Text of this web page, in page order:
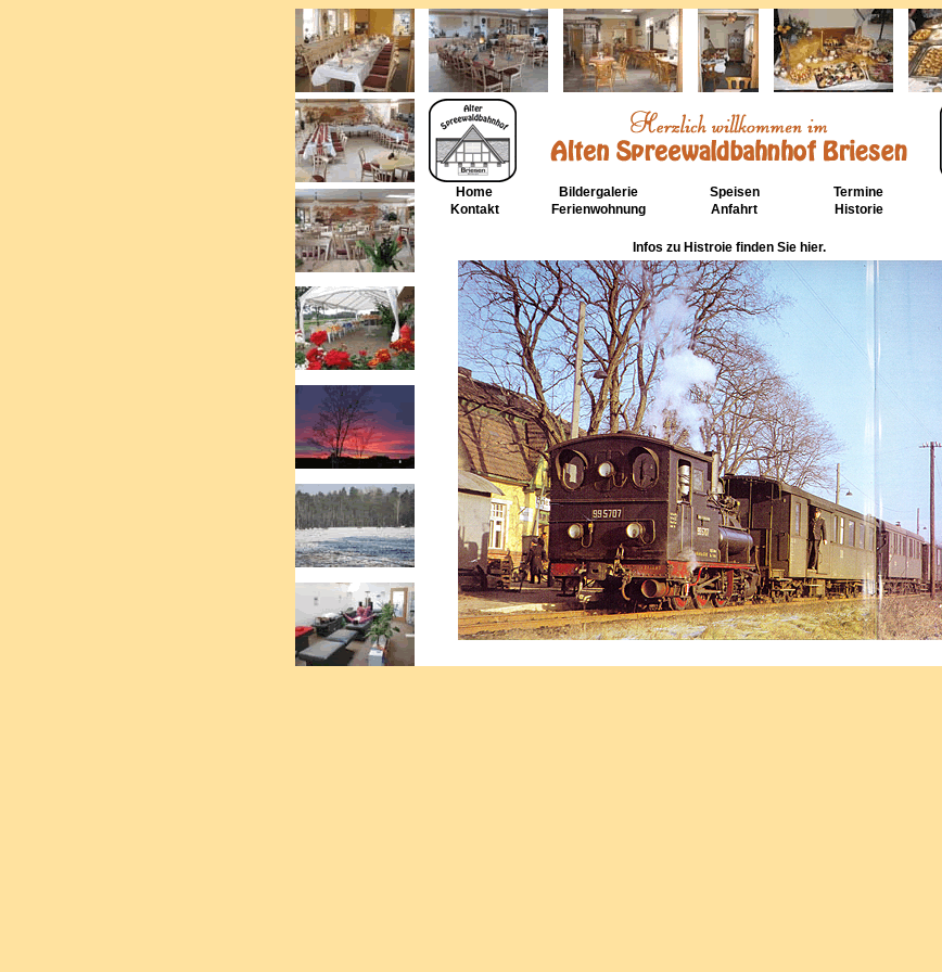
Home Bildergalerie Speisen Termine
Kontakt
Ferienwohnung Anfahrt Historie
Infos zu Histroie finden Sie hier.